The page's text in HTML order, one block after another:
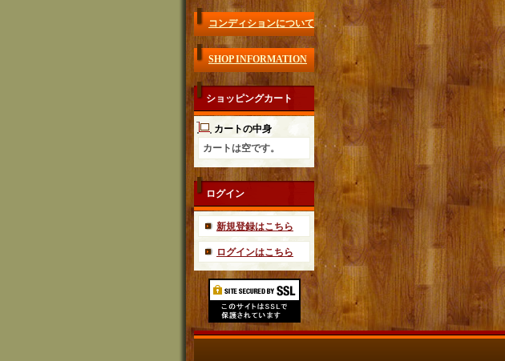
コンディションについて
SHOP INFORMATION
ショッピングカート
カートの中身
カートは空です。
ログイン
新規登録はこちら
ログインはこちら